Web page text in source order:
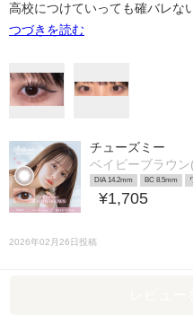
高校につけていっても確バレな
つづきを読む
チューズミー
ベイビーブラウン
DIA 14.2mm BC 8.5mm
¥1,705
2026年02月26日投稿